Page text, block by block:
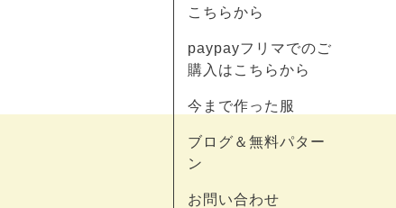
こちらから
paypayフリマでのご
購入はこちらから
今まで作った服
ブログ＆無料パター
ン
お問い合わせ